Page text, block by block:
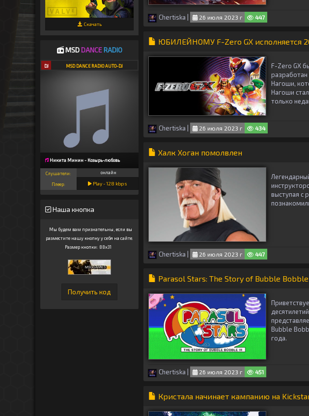
Скачать
MSDDANCE RADIO
DJ MSD DANCE RADIO AUTO-DJ
Никита Минин - Козырь-любовь
Слушатели: онлайн
Плеер: Play -128 kbps
Наша кнопка
Мы будем вам признательны, если вы
разместите нашу кнопку у себя на сайте.
Размер кнопки: 88x31
Chertiska 26 июля 2023 г 447
ЮБИЛЕЙНОМУ F-Zero GX исполняется
F-Zero GX
Нагоши,
Нагоши
только
Chertiska 26 июля 2023 г 434
Халк Хоган помолвлен
выступая с
Chertiska | 26 июля 2023 г 447
Parasol Stars: The Story of Bubble
Bubble
года.
Chertiska 26 июля 2023 г 451
Кристала начинает кампанию на